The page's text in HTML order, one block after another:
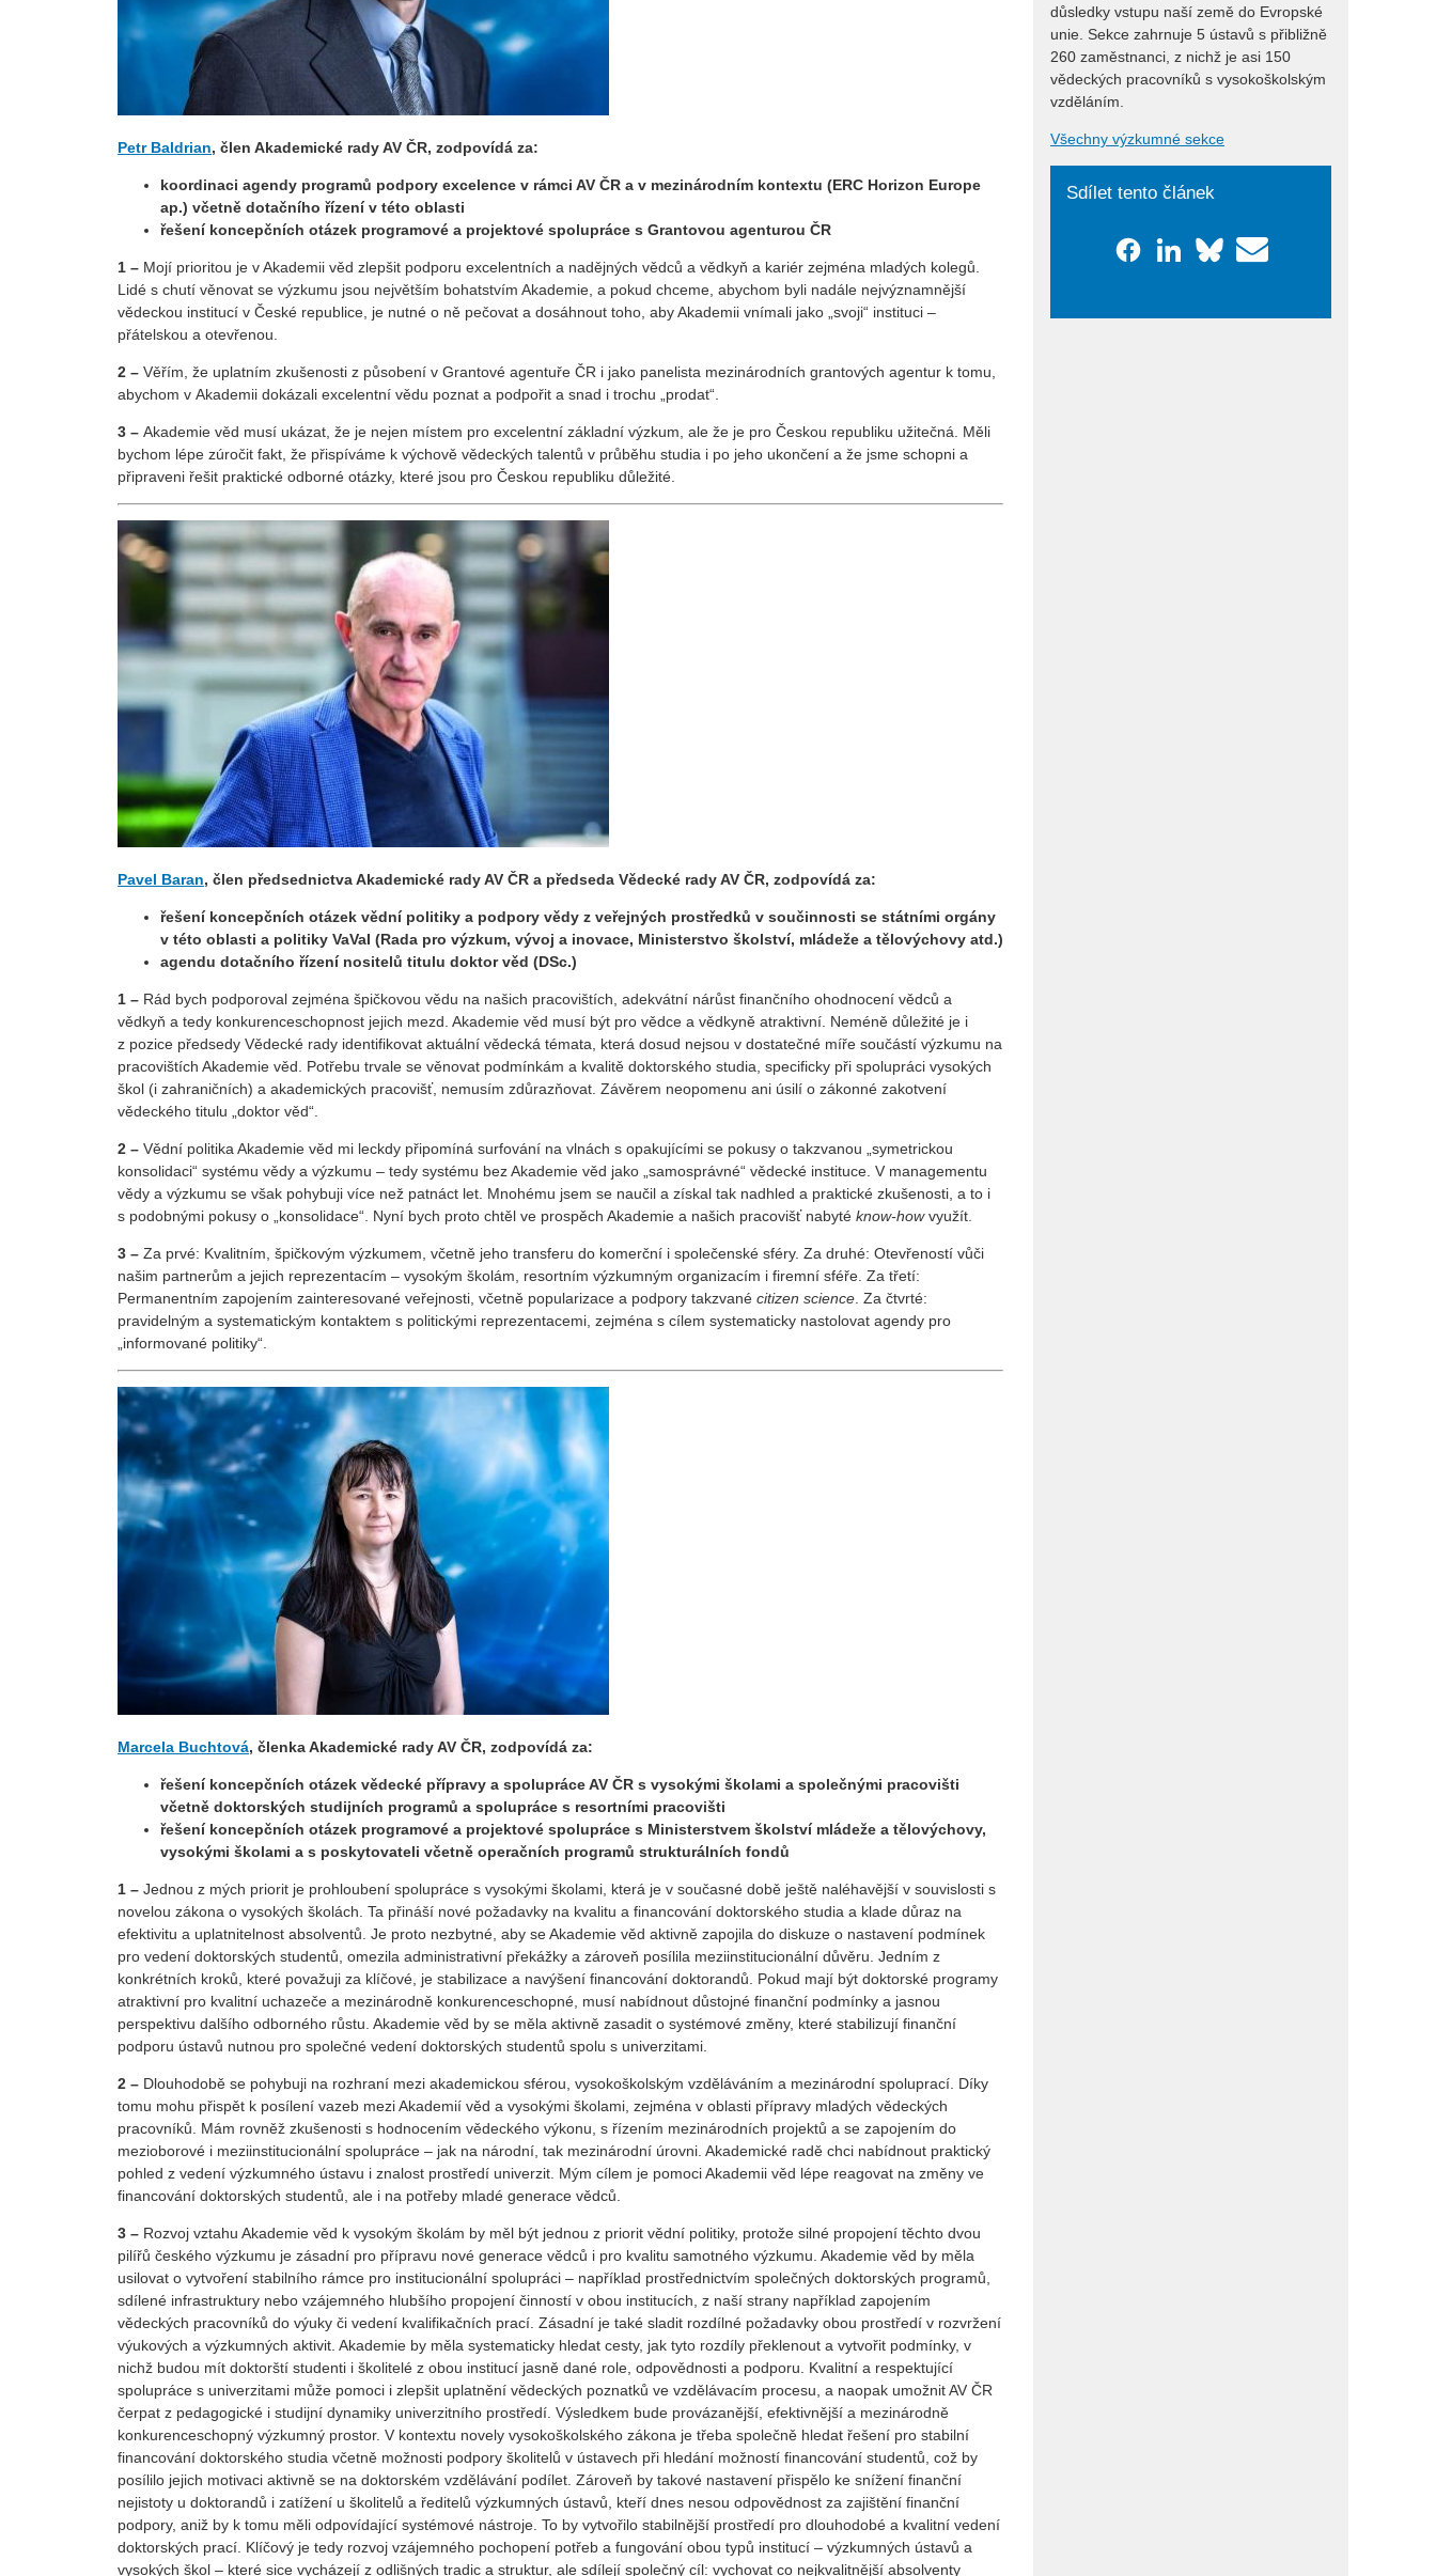
Petr Baldrian, člen Akademické rady AV ČR, zodpovídá za:
koordinaci agendy programů podpory excelence v rámci AV ČR a v mezinárodním kontextu (ERC Horizon Europe
ap.) včetně dotačního řízení v této oblasti
řešení koncepčních otázek programové a projektové spolupráce s Grantovou agenturou ČR
1 – Mojí prioritou je v Akademii věd zlepšit podporu excelentních a nadějných vědců a vědkyň a kariér zejména mladých kolegů.
Lidé s chutí věnovat se výzkumu jsou největším bohatstvím Akademie, a pokud chceme, abychom byli nadále nejvýznamnější
vědeckou institucí v České republice, je nutné o ně pečovat a dosáhnout toho, aby Akademii vnímali jako „svoji“ instituci –
přátelskou a otevřenou.
2 – Věřím, že uplatním zkušenosti z působení v Grantové agentuře ČR i jako panelista mezinárodních grantových agentur k tomu,
abychom v Akademii dokázali excelentní vědu poznat a podpořit a snad i trochu „prodat“.
3 – Akademie věd musí ukázat, že je nejen místem pro excelentní základní výzkum, ale že je pro Českou republiku užitečná. Měli
bychom lépe zúročit fakt, že přispíváme k výchově vědeckých talentů v průběhu studia i po jeho ukončení a že jsme schopni a
připraveni řešit praktické odborné otázky, které jsou pro Českou republiku důležité.
Pavel Baran, člen předsednictva Akademické rady AV ČR a předseda Vědecké rady AV ČR, zodpovídá za:
řešení koncepčních otázek vědní politiky a podpory vědy z veřejných prostředků v součinnosti se státními orgány
v této oblasti a politiky VaVaI (Rada pro výzkum, vývoj a inovace, Ministerstvo školství, mládeže a tělovýchovy atd.)
agendu dotačního řízení nositelů titulu doktor věd (DSc.)
1 – Rád bych podporoval zejména špičkovou vědu na našich pracovištích, adekvátní nárůst finančního ohodnocení vědců a
vědkyň a tedy konkurenceschopnost jejich mezd. Akademie věd musí být pro vědce a vědkyně atraktivní. Neméně důležité je i
z pozice předsedy Vědecké rady identifikovat aktuální vědecká témata, která dosud nejsou v dostatečné míře součástí výzkumu na
pracovištích Akademie věd. Potřebu trvale se věnovat podmínkám a kvalitě doktorského studia, specificky při spolupráci vysokých
škol (i zahraničních) a akademických pracovišť, nemusím zdůrazňovat. Závěrem neopomenu ani úsilí o zákonné zakotvení
vědeckého titulu „doktor věd“.
2 – Vědní politika Akademie věd mi leckdy připomíná surfování na vlnách s opakujícími se pokusy o takzvanou „symetrickou
konsolidaci“ systému vědy a výzkumu – tedy systému bez Akademie věd jako „samosprávné“ vědecké instituce. V managementu
vědy a výzkumu se však pohybuji více než patnáct let. Mnohému jsem se naučil a získal tak nadhled a praktické zkušenosti, a to i
s podobnými pokusy o „konsolidace“. Nyní bych proto chtěl ve prospěch Akademie a našich pracovišť nabyté know-howvyužít.
3 – Za prvé: Kvalitním, špičkovým výzkumem, včetně jeho transferu do komerční i společenské sféry. Za druhé: Otevřeností vůči
našim partnerům a jejich reprezentacím – vysokým školám, resortním výzkumným organizacím i firemní sféře. Za třetí:
Permanentním zapojením zainteresované veřejnosti, včetně popularizace a podpory takzvané citizen science. Za čtvrté:
pravidelným a systematickým kontaktem s politickými reprezentacemi, zejména s cílem systematicky nastolovat agendy pro
„informované politiky“.
Marcela Buchtová, členka Akademické rady AV ČR, zodpovídá za:
řešení koncepčních otázek vědecké přípravy a spolupráce AV ČR s vysokými školami a společnými pracovišti
včetně doktorských studijních programů a spolupráce s resortními pracovišti
řešení koncepčních otázek programové a projektové spolupráce s Ministerstvem školství mládeže a tělovýchovy,
vysokými školami a s poskytovateli včetně operačních programů strukturálních fondů
1 – Jednou z mých priorit je prohloubení spolupráce s vysokými školami, která je v současné době ještě naléhavější v souvislosti s
novelou zákona o vysokých školách. Ta přináší nové požadavky na kvalitu a financování doktorského studia a klade důraz na
efektivitu a uplatnitelnost absolventů. Je proto nezbytné, aby se Akademie věd aktivně zapojila do diskuze o nastavení podmínek
pro vedení doktorských studentů, omezila administrativní překážky a zároveň posílila meziinstitucionální důvěru. Jedním z
konkrétních kroků, které považuji za klíčové, je stabilizace a navýšení financování doktorandů. Pokud mají být doktorské programy
atraktivní pro kvalitní uchazeče a mezinárodně konkurenceschopné, musí nabídnout důstojné finanční podmínky a jasnou
perspektivu dalšího odborného růstu. Akademie věd by se měla aktivně zasadit o systémové změny, které stabilizují finanční
podporu ústavů nutnou pro společné vedení doktorských studentů spolu s univerzitami.
2 – Dlouhodobě se pohybuji na rozhraní mezi akademickou sférou, vysokoškolským vzděláváním a mezinárodní spoluprací. Díky
tomu mohu přispět k posílení vazeb mezi Akademií věd a vysokými školami, zejména v oblasti přípravy mladých vědeckých
pracovníků. Mám rovněž zkušenosti s hodnocením vědeckého výkonu, s řízením mezinárodních projektů a se zapojením do
mezioborové i meziinstitucionální spolupráce – jak na národní, tak mezinárodní úrovni. Akademické radě chci nabídnout praktický
pohled z vedení výzkumného ústavu i znalost prostředí univerzit. Mým cílem je pomoci Akademii věd lépe reagovat na změny ve
financování doktorských studentů, ale i na potřeby mladé generace vědců.
3 – Rozvoj vztahu Akademie věd k vysokým školám by měl být jednou z priorit vědní politiky, protože silné propojení těchto dvou
pilířů českého výzkumu je zásadní pro přípravu nové generace vědců i pro kvalitu samotného výzkumu. Akademie věd by měla
usilovat o vytvoření stabilního rámce pro institucionální spolupráci – například prostřednictvím společných doktorských programů,
sdílené infrastruktury nebo vzájemného hlubšího propojení činností v obou institucích, z naší strany například zapojením
vědeckých pracovníků do výuky či vedení kvalifikačních prací. Zásadní je také sladit rozdílné požadavky obou prostředí v rozvržení
výukových a výzkumných aktivit. Akademie by měla systematicky hledat cesty, jak tyto rozdíly překlenout a vytvořit podmínky, v
nichž budou mít doktorští studenti i školitelé z obou institucí jasně dané role, odpovědnosti a podporu. Kvalitní a respektující
spolupráce s univerzitami může pomoci i zlepšit uplatnění vědeckých poznatků ve vzdělávacím procesu, a naopak umožnit AV ČR
čerpat z pedagogické i studijní dynamiky univerzitního prostředí. Výsledkem bude provázanější, efektivnější a mezinárodně
konkurenceschopný výzkumný prostor. V kontextu novely vysokoškolského zákona je třeba společně hledat řešení pro stabilní
financování doktorského studia včetně možnosti podpory školitelů v ústavech při hledání možností financování studentů, což by
posílilo jejich motivaci aktivně se na doktorském vzdělávání podílet. Zároveň by takové nastavení přispělo ke snížení finanční
nejistoty u doktorandů i zatížení u školitelů a ředitelů výzkumných ústavů, kteří dnes nesou odpovědnost za zajištění finanční
podpory, aniž by k tomu měli odpovídající systémové nástroje. To by vytvořilo stabilnější prostředí pro dlouhodobé a kvalitní vedení
doktorských prací. Klíčový je tedy rozvoj vzájemného pochopení potřeb a fungování obou typů institucí – výzkumných ústavů a
vysokých škol – které sice vycházejí z odlišných tradic a struktur, ale sdílejí společný cíl: vychovat co nejkvalitnější absolventy
důsledky vstupu naší země do Evropské
unie. Sekce zahrnuje 5 ústavů s přibližně
260 zaměstnanci, z nichž je asi 150
vědeckých pracovníků s vysokoškolským
vzděláním.
Všechny výzkumné sekce
Sdílet tento článek